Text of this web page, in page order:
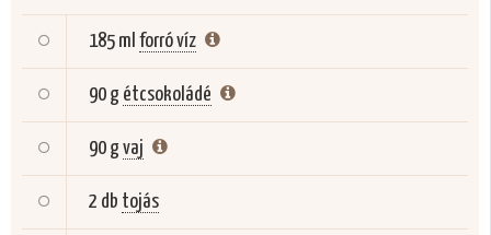
185 ml forró víz
90 g étcsokoládé
90 gvaj
2 db tojás